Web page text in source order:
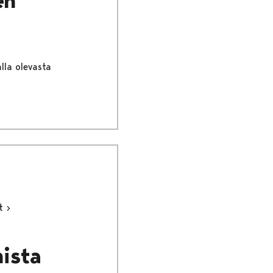
olevasta